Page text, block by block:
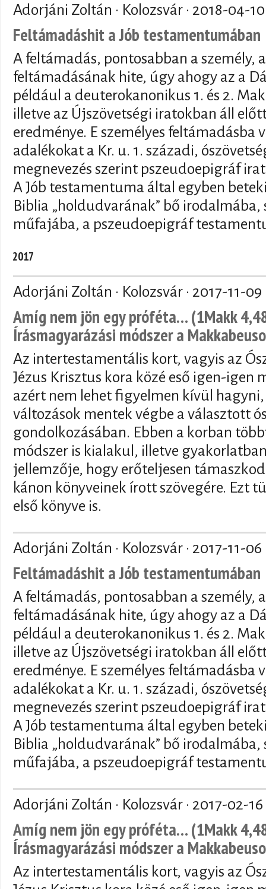
Adorjáni Zoltán · Kolozsvár · 2018-04-10
Feltámadáshit a Jób testamentumában
A feltámadás, pontosabban a személy,
feltámadásának hite, úgy ahogy az a
például a deuterokanonikus 1. és 2.
illetve az Újszövetségi iratokban áll
eredménye. E személyes
adalékokat a Kr. u. 1. századi,
megnevezés szerint pszeudoepigráf
A Jób testamentuma által egyben
Biblia „holdudvarának” bő
műfajába, a pszeudoepigráf
2017
Adorjáni Zoltán · Kolozsvár · 2017-11-09
Amíg nem jön egy próféta… (1Makk
Írásmagyarázási módszer a
Az intertestamentális kort, vagyis az
Jézus Krisztus kora közé eső igen-igen
azért nem lehet figyelmen kívül
változások mentek végbe a választott
gondolkozásában. Ebben a korban
módszer is kialakul, illetve
jellemzője, hogy erőteljesen
kánon könyveinek írott szövegére. Ezt
első könyve is.
Adorjáni Zoltán · Kolozsvár · 2017-11-06
Feltámadáshit a Jób testamentumában
A feltámadás, pontosabban a személy,
feltámadásának hite, úgy ahogy az a
például a deuterokanonikus 1. és 2.
illetve az Újszövetségi iratokban áll
eredménye. E személyes
adalékokat a Kr. u. 1. századi,
megnevezés szerint pszeudoepigráf
A Jób testamentuma által egyben
Biblia „holdudvarának” bő
műfajába, a pszeudoepigráf
Adorjáni Zoltán · Kolozsvár · 2017-02-16
Amíg nem jön egy próféta… (1Makk
Írásmagyarázási módszer a
Az intertestamentális kort, vagyis az